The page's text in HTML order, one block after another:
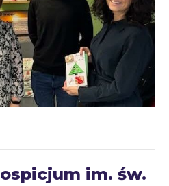
im. św.